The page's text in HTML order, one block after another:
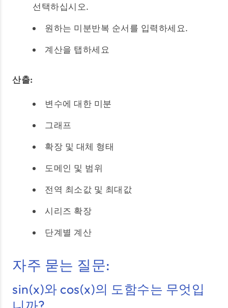
선택하십시오.
원하는 미분반복 순서를 입력하세요.
계산을 탭하세요
산출:
변수에 대한 미분
그래프
확장 및 대체 형태
도메인 및 범위
전역 최소값 및 최대값
시리즈 확장
단계별 계산
자주 묻는 질문:
sin(x)와 cos(x)의 도함수는 무엇입